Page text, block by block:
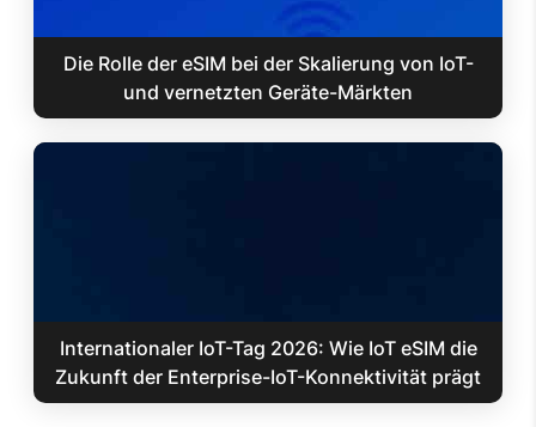
Die Rolle der eSIM bei der Skalierung von IoT-
und vernetzten Geräte-Märkten
Internationaler IoT-Tag 2026: Wie IoT eSIM die
Zukunft der Enterprise-IoT-Konnektivität prägt